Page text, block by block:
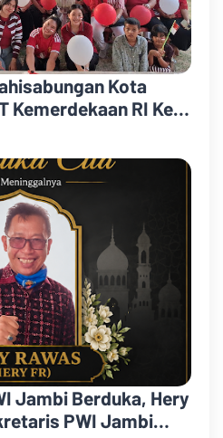
Kota
Kemerdekaan RI Ke
Jambi Berduka, Hery
PWI Jambi